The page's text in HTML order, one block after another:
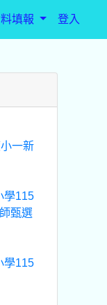
填報 登入
一新
學115
甄選
學115